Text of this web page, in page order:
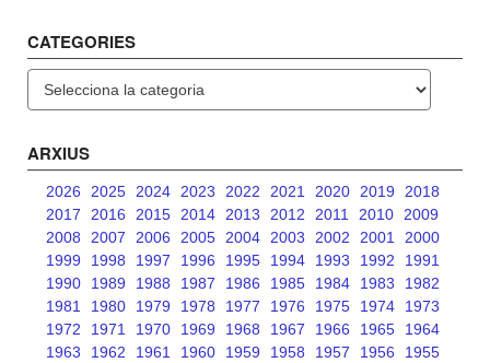
CATEGORIES
ARXIUS
2026 2025 2024 2023 2022 2021 2020 2019
2018
2017
2016 2015 2014 2013 2012 2011 2010 2009
2008
2007 2006 2005 2004 2003 2002 2001
2000
1999
1998 1997 1996 1995 1994 1993 1992
1991
1990
1989 1988 1987 1986 1985 1984 1983
1982
1981
1980 1979 1978 1977 1976 1975 1974
1973
1972
1971 1970 1969 1968 1967 1966 1965
1964
1963
1962 1961 1960 1959 1958 1957 1956
1955